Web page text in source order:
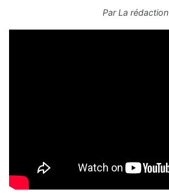
ParLa rédaction